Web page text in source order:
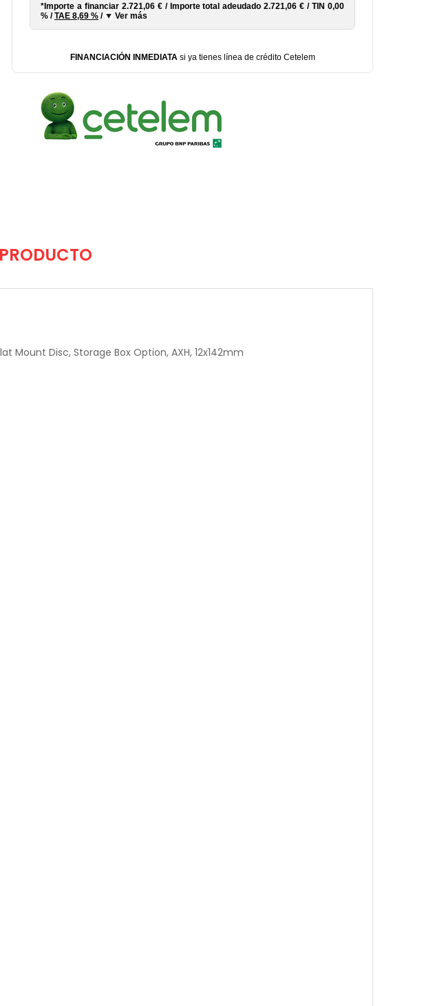
*Importe a financiar 2.721,06 € / Importe total adeudado2.721,06 € /TIN 0,00
% /TAE8,69 % / Ver más
FINANCIACIÓN INMEDIATAsi ya tienes línea de crédito Cetelem
Mount Disc, Storage Box Option, AXH, 12x142mm